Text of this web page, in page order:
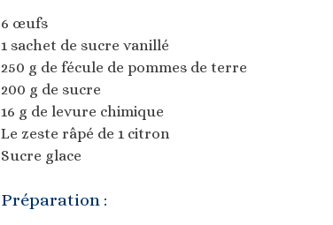
6 œufs
1 sachet de sucre vanillé
250 g de fécule de pommes de terre
200 g de sucre
16 g de levure chimique
Le zeste râpé de 1 citron
Sucre glace
Préparation :